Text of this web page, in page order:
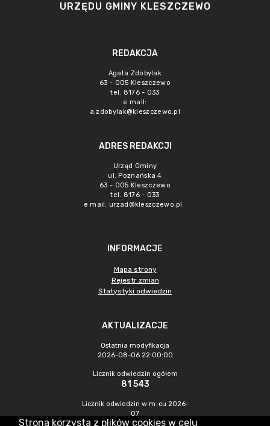
URZĘDU GMINY KLESZCZEWO
REDAKCJA
Agata Zdobylak
63 - 005 Kleszczewo
tel. 8176 - 033
e mail:
a.zdobylak@kleszczewo.pl
ADRES REDAKCJI
Urząd Gminy
ul. Poznańska 4
63 - 005 Kleszczewo
tel. 8176 - 033
e mail: urzad@kleszczewo.pl
INFORMACJE
Mapa strony
Rejestr zmian
Statystyki odwiedzin
AKTUALIZACJE
Ostatnia modyfikacja
2026-08-06 22:00:00
Licznik odwiedzin ogółem
81 543
Licznik odwiedzin w m-cu 2026-
07
1 321
Strona korzysta z plików cookies w celu